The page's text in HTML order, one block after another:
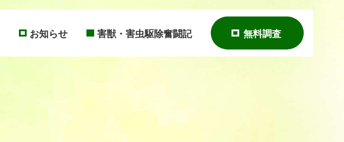
お知らせ 害獣・害虫駆除奮闘記 無料調査